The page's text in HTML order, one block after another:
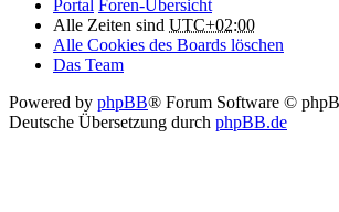
Portal Foren-Übersicht
Alle Zeiten sind UTC+02:00
Alle Cookies des Boards löschen
Das Team
Powered by phpBB® Forum Software ©
Deutsche Übersetzung durch phpBB.de